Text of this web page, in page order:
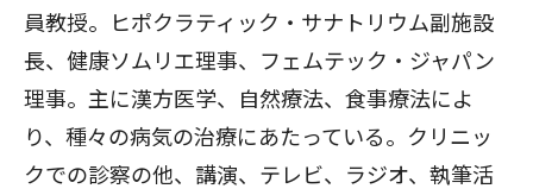
員教授。ヒポクラティック・サナトリウム副施設
長、健康ソムリエ理事、フェムテック・ジャパン
理事。主に漢方医学、自然療法、食事療法によ
り、種々の病気の治療にあたっている。クリニッ
クでの診察の他、講演、テレビ、ラジオ、執筆活